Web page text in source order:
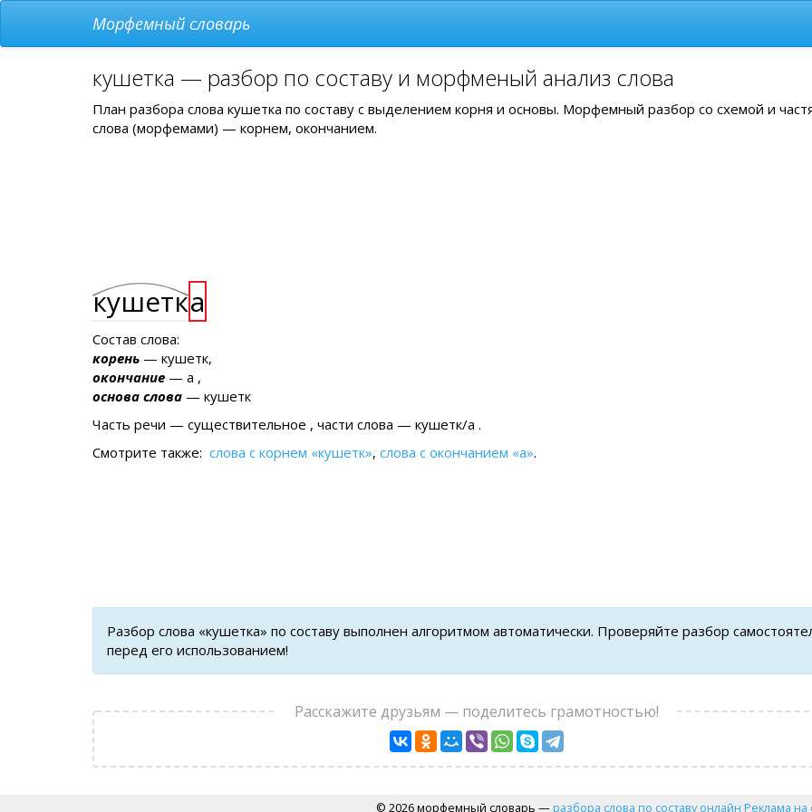
Морфемный словарь
кушетка — разбор по составу и морфменый анализ слова
План разбора слова кушетка по составу с выделением корня и основы. Морфемный разбор со схемой и
слова (морфемами) — корнем, окончанием.
кушетка
Состав слова:
корень — кушетк,
окончание — а ,
основа слова — кушетк
Часть речи — существительное , части слова — кушетк/а .
Смотрите также: слова с корнем «кушетк», слова с окончанием «а».
Разбор слова «кушетка» по составу выполнен алгоритмом автоматически. Проверяйте разбор
перед его использованием!
Расскажите друзьям — поделитесь грамотностью!
© 2026 морфемный словарь —разбора слова по составу онлайн Реклама на